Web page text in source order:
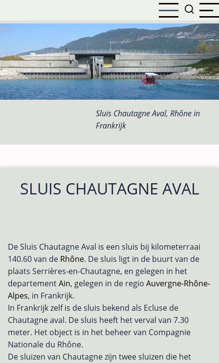
naar
inhoud
gaan
Sluis Chautagne Aval, Rhône in
Frankrijk
SLUIS CHAUTAGNE AVAL
De Sluis Chautagne Aval is een sluis bij kilometerraai
140.60 van de Rhône. De sluis ligt in de buurt van de
plaats Serrières-en-Chautagne, en gelegen in het
departementAin, gelegen in de regio Auvergne-Rhône-
Alpes, in Frankrijk.
In Frankrijk zelf is de sluis bekend als Ecluse de
Chautagne aval. De sluis heeft het verval van 7.30
meter. Het object is in het beheer van Compagnie
Nationale du Rhône.
De sluizen van Chautagne zijn twee sluizen die het